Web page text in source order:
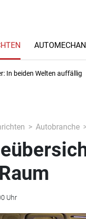
In beiden Welten auffällig
Autobranche
Uhr